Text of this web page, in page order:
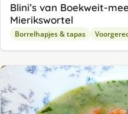
Blini’s van Boekweit-
Mierikswortel
Borrelhapjes & tapas